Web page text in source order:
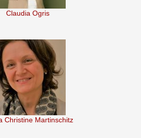
Claudia Ogris
Christine Martinschitz